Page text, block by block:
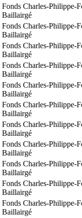
Fonds Charles-Philippe-
Baillairgé
Fonds Charles-Philippe-
Baillairgé
Fonds Charles-Philippe-
Baillairgé
Fonds Charles-Philippe-
Baillairgé
Fonds Charles-Philippe-
Baillairgé
Fonds Charles-Philippe-
Baillairgé
Fonds Charles-Philippe-
Baillairgé
Fonds Charles-Philippe-
Baillairgé
Fonds Charles-Philippe-
Baillairgé
Fonds Charles-Philippe-
Baillairgé
Fonds Charles-Philippe-
Baillairgé